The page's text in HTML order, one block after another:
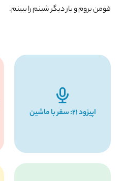
فومن بروم و بار دیگر شبنم را ببینم.
اپیزود ۲۱: سفر با ماشین